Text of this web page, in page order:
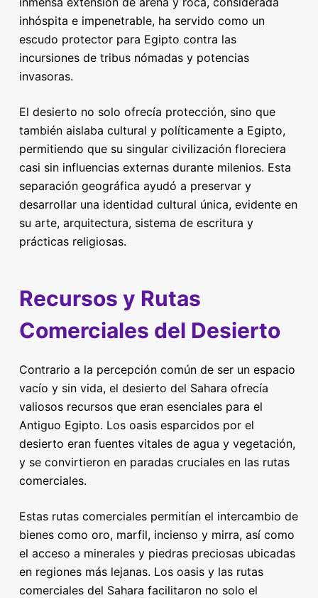
inhóspita e impenetrable, ha servido como un
escudo protector para Egipto contra las
incursiones de tribus nómadas y potencias
invasoras.
El desierto no solo ofrecía protección, sino que
también aislaba cultural y políticamente a Egipto,
permitiendo que su singular civilización floreciera
casi sin influencias externas durante milenios. Esta
separación geográfica ayudó a preservar y
desarrollar una identidad cultural única, evidente en
su arte, arquitectura, sistema de escritura y
prácticas religiosas.
Recursos y Rutas
Comerciales del Desierto
Contrario a la percepción común de ser un espacio
vacío y sin vida, el desierto del Sahara ofrecía
valiosos recursos que eran esenciales para el
Antiguo Egipto. Los oasis esparcidos por el
desierto eran fuentes vitales de agua y vegetación,
y se convirtieron en paradas cruciales en las rutas
comerciales.
Estas rutas comerciales permitían el intercambio de
bienes como oro, marfil, incienso y mirra, así como
el acceso a minerales y piedras preciosas ubicadas
en regiones más lejanas. Los oasis y las rutas
comerciales del Sahara facilitaron no solo el